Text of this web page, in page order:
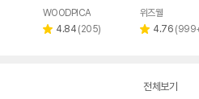
WOODPICA
별 4.84 리
(205)
페이
위즈웰
별 4.76 리
(
전체보기